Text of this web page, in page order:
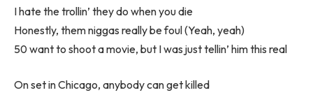
I hate the trollin’ they do when you die
Honestly, them niggas really be foul (Yeah, yeah)
50 want to shoot a movie, but I was just tellin’ him this real
On set in Chicago, anybody can get killed